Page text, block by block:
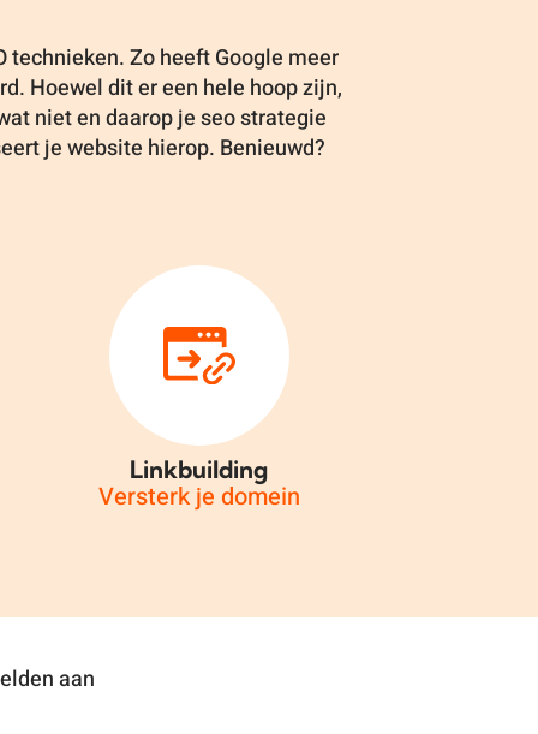
technieken. Zo heeft Google meer
Hoewel dit er een hele hoop zijn,
niet en daarop je seo strategie
je website hierop. Benieuwd?
Linkbuilding
Versterk je domein
aan